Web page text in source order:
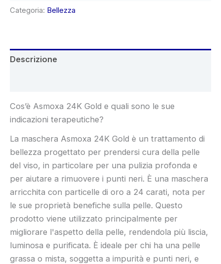
Categoria: Bellezza
Descrizione
Cos’è Asmoxa 24K Gold e quali sono le sue
indicazioni terapeutiche?
La maschera Asmoxa 24K Gold è un trattamento di
bellezza progettato per prendersi cura della pelle
del viso, in particolare per una pulizia profonda e
per aiutare a rimuovere i punti neri. È una maschera
arricchita con particelle di oro a 24 carati, nota per
le sue proprietà benefiche sulla pelle. Questo
prodotto viene utilizzato principalmente per
migliorare l'aspetto della pelle, rendendola più liscia,
luminosa e purificata. È ideale per chi ha una pelle
grassa o mista, soggetta a impurità e punti neri, e